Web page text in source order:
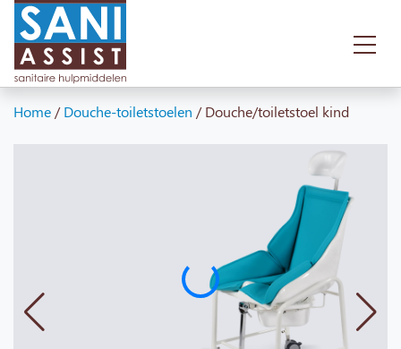
Home/Douche-toiletstoelen /Douche/toiletstoel kind